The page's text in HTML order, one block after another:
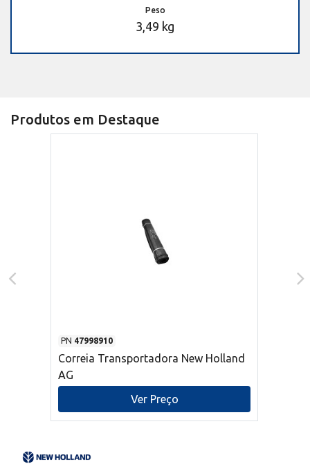
Peso
3,49 kg
Produtos em Destaque
PN 47998910
Correia Transportadora New Holland
AG
Ver Preço